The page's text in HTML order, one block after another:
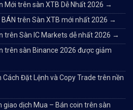
Mới trên sàn XTB Dễ Nhất 2026 →
trên Sàn XTB mới nhất 2026 →
trên Sàn IC Markets dễ nhất 2026 →
trên sàn Binance 2026 được giảm
Cách Đặt Lệnh và Copy Trade trên nền
giao dịch Mua – Bán coin trên sàn